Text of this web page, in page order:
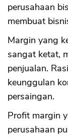
perusahaan
membuat
Margin yang
sangat ketat,
penjualan.
keunggulan
persaingan.
Profit margin
perusahaan